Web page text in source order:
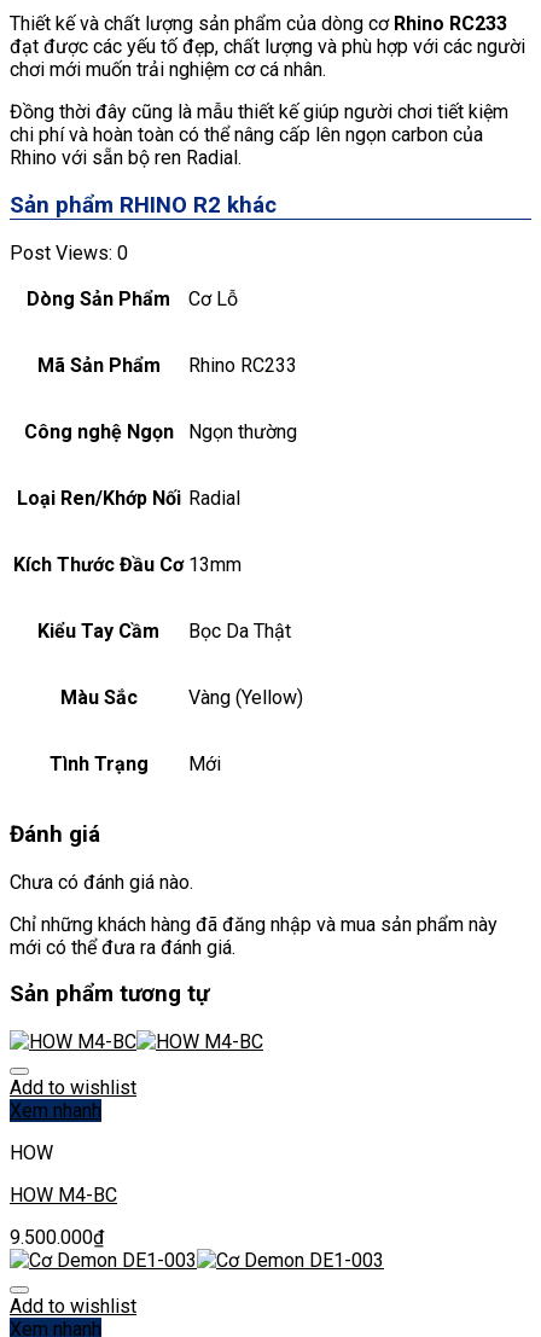
Thiết kế và chất lượng sản phẩm của dòng cơ Rhino RC233
đạt được các yếu tố đẹp, chất lượng và phù hợp với các người
chơi mới muốn trải nghiệm cơ cá nhân.
Đồng thời đây cũng là mẫu thiết kế giúp người chơi tiết kiệm
chi phí và hoàn toàn có thể nâng cấp lên ngọn carbon của
Rhino với sẵn bộ ren Radial.
Sản phẩm RHINO R2 khác
Post Views: 0
Dòng Sản Phẩm
Cơ Lỗ
Mã Sản Phẩm Rhino RC233
Công nghệ Ngọn Ngọn thường
Loại Ren/Khớp Nối Radial
Kích Thước Đầu Cơ 13mm
Kiểu Tay Cầm Bọc Da Thật
Màu Sắc Vàng (Yellow)
Tình Trạng Mới
Đánh giá
Chưa có đánh giá nào.
Chỉ những khách hàng đã đăng nhập và mua sản phẩm này
mới có thể đưa ra đánh giá.
Sản phẩm tương tự
Add to wishlist
Xem nhanh
HOW
HOW M4-BC
9.500.000₫
Add to wishlist
Xem nhanh